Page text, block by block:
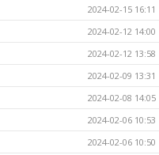
2024-02-15 16:11
2024-02-12 14:00
2024-02-12 13:58
2024-02-09 13:31
2024-02-08 14:05
2024-02-06 10:53
2024-02-06 10:50